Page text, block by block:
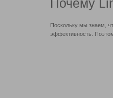
Почему
Поскольку мы знаем,
эффективность.